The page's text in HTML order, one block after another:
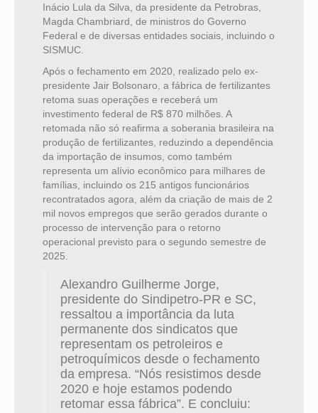
Inácio Lula da Silva, da presidente da Petrobras,
Magda Chambriard, de ministros do Governo
Federal e de diversas entidades sociais, incluindo o
SISMUC.
Após o fechamento em 2020, realizado pelo ex-
presidente Jair Bolsonaro, a fábrica de fertilizantes
retoma suas operações e receberá um
investimento federal de R$ 870 milhões. A
retomada não só reafirma a soberania brasileira na
produção de fertilizantes, reduzindo a dependência
da importação de insumos, como também
representa um alívio econômico para milhares de
famílias, incluindo os 215 antigos funcionários
recontratados agora, além da criação de mais de 2
mil novos empregos que serão gerados durante o
processo de intervenção para o retorno
operacional previsto para o segundo semestre de
2025.
Alexandro Guilherme Jorge,
presidente do Sindipetro-PR e SC,
ressaltou a importância da luta
permanente dos sindicatos que
representam os petroleiros e
petroquímicos desde o fechamento
da empresa. “Nós resistimos desde
2020 e hoje estamos podendo
retomar essa fábrica”. E concluiu: